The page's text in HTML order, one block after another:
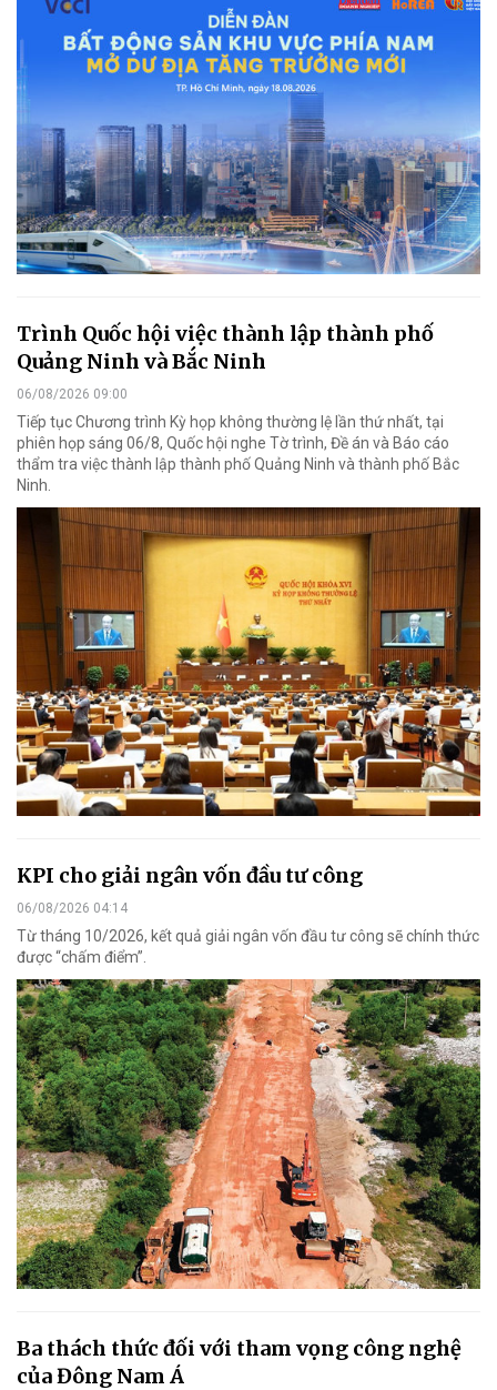
Trình Quốc hội việc thành lập thành phố
Quảng Ninh và Bắc Ninh
06/08/2026 09:00
Tiếp tục Chương trình Kỳ họp không thường lệ lần thứ nhất, tại
phiên họp sáng 06/8, Quốc hội nghe Tờ trình, Đề án và Báo cáo
thẩm tra việc thành lập thành phố Quảng Ninh và thành phố Bắc
Ninh.
KPI cho giải ngân vốn đầu tư công
06/08/2026 04:14
Từ tháng 10/2026, kết quả giải ngân vốn đầu tư công sẽ chính thức
được “chấm điểm”.
Ba thách thức đối với tham vọng công nghệ
của Đông Nam Á